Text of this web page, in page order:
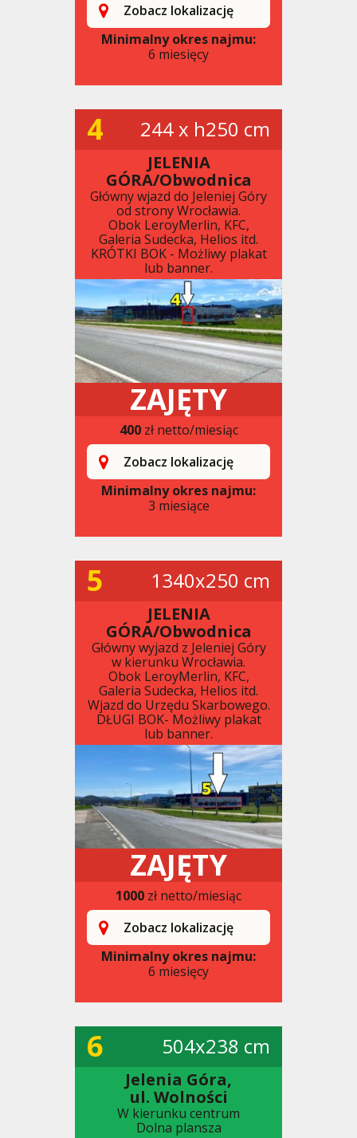
Zobacz lokalizację
Minimalny okres najmu:
6 miesięcy
4 244 x h250 cm
JELENIA
GÓRA/Obwodnica
Główny wjazd do Jeleniej Góry
od strony Wrocławia.
Obok LeroyMerlin, KFC,
Galeria Sudecka, Helios itd.
KRÓTKI BOK - Możliwy plakat
lub banner.
ZAJĘTY
400zł netto/miesiąc
Zobacz lokalizację
Minimalny okres najmu:
3 miesiące
5 1340x250 cm
JELENIA
GÓRA/Obwodnica
Główny wyjazd z Jeleniej Góry
w kierunku Wrocławia.
Obok LeroyMerlin, KFC,
Galeria Sudecka, Helios itd.
Wjazd do Urzędu Skarbowego.
DŁUGI BOK- Możliwy plakat
lub banner.
ZAJĘTY
1000 zł netto/miesiąc
Zobacz lokalizację
Minimalny okres najmu:
6 miesięcy
6 504x238 cm
Jelenia Góra,
ul. Wolności
W kierunku centrum
Dolna plansza